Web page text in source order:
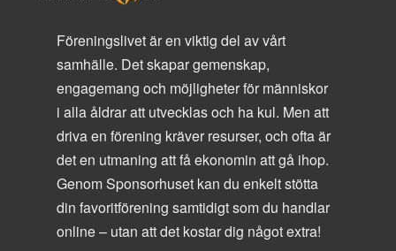
Föreningslivet är en viktig del av vårt
samhälle. Det skapar gemenskap,
engagemang och möjligheter för människor
i alla åldrar att utvecklas och ha kul. Men att
driva en förening kräver resurser, och ofta är
det en utmaning att få ekonomin att gå ihop.
Genom Sponsorhuset kan du enkelt stötta
din favoritförening samtidigt som du handlar
online – utan att det kostar dig något extra!